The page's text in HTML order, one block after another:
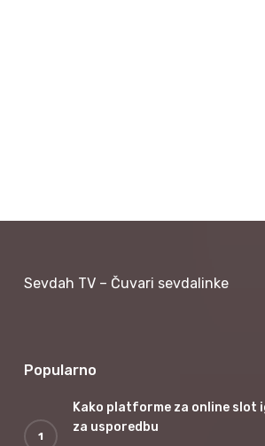
Sevdah TV – Čuvari sevdalinke
Popularno
Kako platforme za online slot
za usporedbu